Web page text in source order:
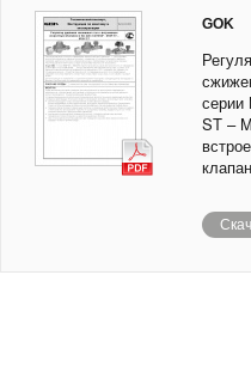
GOK
серии
ST –